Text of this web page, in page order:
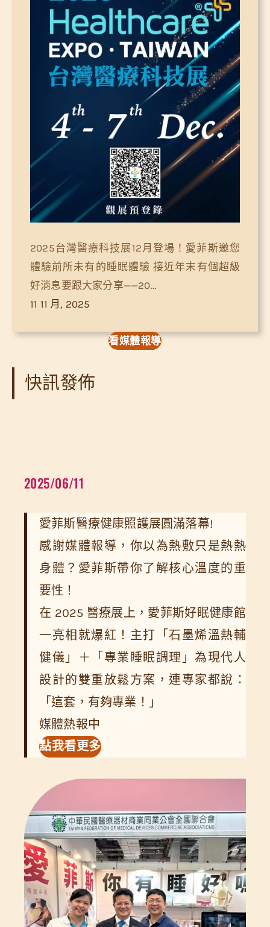
2025台灣醫療科技展12月登場！愛菲斯邀您
體驗前所未有的睡眠體驗 接近年末有個超級
好消息要跟大家分享——20…
11 11 月, 2025
看媒體報導
快訊發佈
2025/06/11
愛菲斯醫療健康照護展圓滿落幕!
感謝媒體報導，你以為熱敷只是熱熱
身體？愛菲斯帶你了解核心溫度的重
要性！
在 2025 醫療展上，愛菲斯好眠健康館
一亮相就爆紅！主打「石墨烯溫熱輔
健儀」＋「專業睡眠調理」為現代人
設計的雙重放鬆方案，連專家都說：
「這套，有夠專業！」
媒體熱報中
點我看更多